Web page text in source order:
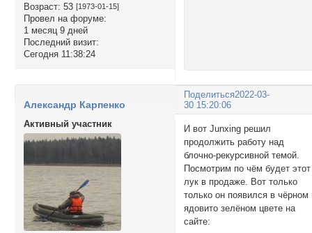
Возраст: 53 [1973-01-15]
Провел на форуме:
1 месяц 9 дней
Последний визит:
Сегодня 11:38:24
Поделиться2022-03-
30 15:20:06
Александр Карпенко
Активный участник
И вот Junxing решил
продолжить работу над
блочно-рекурсивной темой.
Посмотрим по чём будет этот
лук в продаже. Вот только
только он появился в чёрном
ядовито зелёном цвете на
сайте: